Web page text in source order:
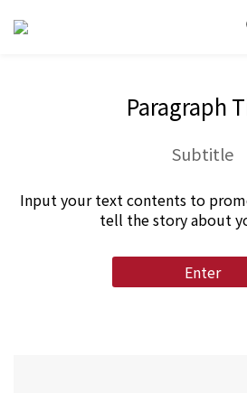
Paragraph
Subtitle
Input your text contents to
tell the story about
Enter